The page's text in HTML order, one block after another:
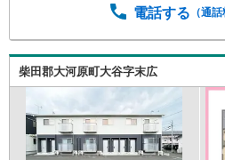
発電含む）■※賃貸借契約及
駅東店:徒歩2分・セブンイ
ークベニマル東照宮店:徒歩7
歩20分 お問い合わせについ
談、資料請求も大歓迎
電話する （通
柴田郡大河原町大谷字末広